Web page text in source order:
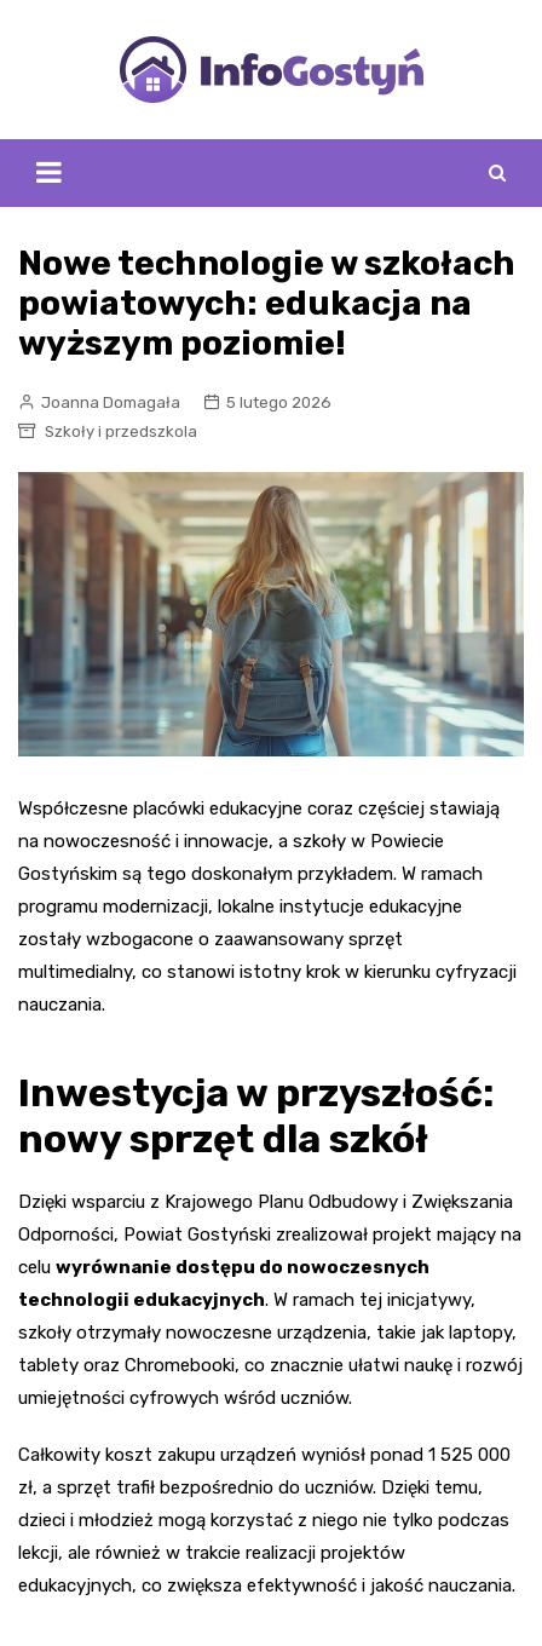
Nowe technologie w szkołach
powiatowych: edukacja na
wyższym poziomie!
Joanna Domagała
5 lutego 2026
Szkoły i przedszkola
Współczesne placówki edukacyjne coraz częściej stawiają
na nowoczesność i innowacje, a szkoły w Powiecie
Gostyńskim są tego doskonałym przykładem. W ramach
programu modernizacji, lokalne instytucje edukacyjne
zostały wzbogacone o zaawansowany sprzęt
multimedialny, co stanowi istotny krok w kierunku cyfryzacji
nauczania.
Inwestycja w przyszłość:
nowy sprzęt dla szkół
Dzięki wsparciu z Krajowego Planu Odbudowy i Zwiększania
Odporności, Powiat Gostyński zrealizował projekt mający na
celu wyrównanie dostępu do nowoczesnych
technologii edukacyjnych. W ramach tej inicjatywy,
szkoły otrzymały nowoczesne urządzenia, takie jak laptopy,
tablety oraz Chromebooki, co znacznie ułatwi naukę i rozwój
umiejętności cyfrowych wśród uczniów.
Całkowity koszt zakupu urządzeń wyniósł ponad 1 525 000
zł, a sprzęt trafił bezpośrednio do uczniów. Dzięki temu,
dzieci i młodzież mogą korzystać z niego nie tylko podczas
lekcji, ale również w trakcie realizacji projektów
edukacyjnych, co zwiększa efektywność i jakość nauczania.